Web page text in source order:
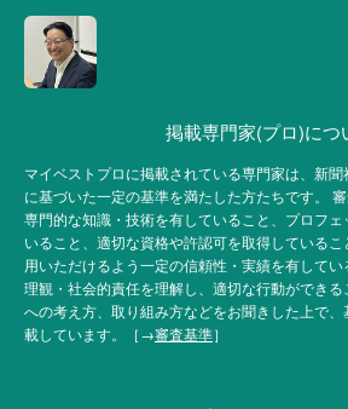
掲載専門家(プロ)につ
マイベストプロに掲載されている専門家は、新
に基づいた一定の基準を満たした方たちです。
専門的な知識・技術を有していること、プロフ
いること、適切な資格や許認可を取得している
用いただけるよう一定の信頼性・実績を有して
理観・社会的責任を理解し、適切な行動ができ
への考え方、取り組み方などをお聞きした上で
載しています。［→審査基準］